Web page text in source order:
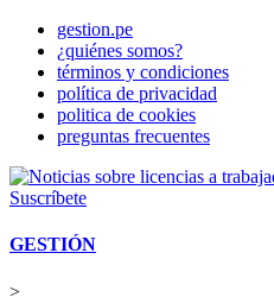
gestion.pe
¿quiénes somos?
términos y condiciones
política de privacidad
politica de cookies
preguntas frecuentes
Suscríbete
GESTIÓN
>